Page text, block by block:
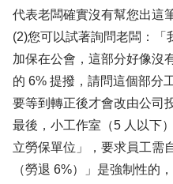
代表老闆確實沒有幫您出這
(2)您可以試著詢問老闆：「
加保在公會，這部分好像沒
的 6% 提撥，請問這個部分
要等到轉正後才會改由公司
最後，小工作室（5 人以下
立勞保單位」，要求員工需
（勞退 6%）」是強制性的